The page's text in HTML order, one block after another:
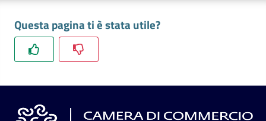
L'impresa
in
digitale
Questa pagina ti è stata utile?